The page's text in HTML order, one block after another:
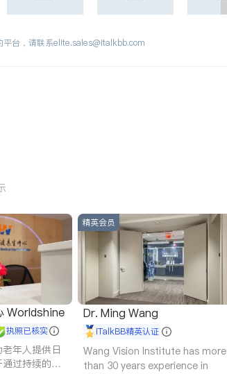
平台，请联系elite.sales@italkbb.com
Worldshine
执照已核实
年人提供日
过持续的护
精英会员
Dr. Ming Wang
iTalkBB精英认证
Wang Vision Institute has more
than 30 years experience in